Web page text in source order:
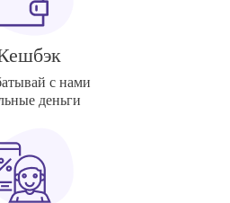
с нами
деньги